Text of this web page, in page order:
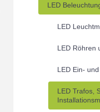
LED
LED
LED Röhren
LED Ein-
LED Trafos,